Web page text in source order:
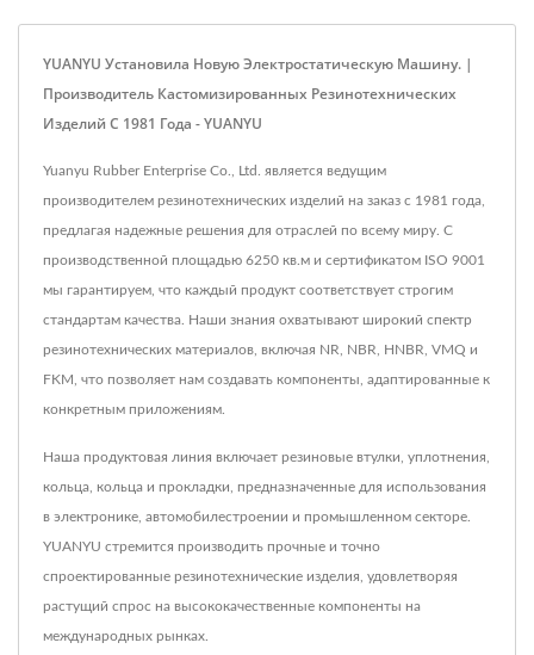
YUANYU Установила Новую Электростатическую Машину. |
Производитель Кастомизированных Резинотехнических
Изделий С 1981 Года - YUANYU
Yuanyu Rubber Enterprise Co., Ltd. является ведущим
производителем резинотехнических изделий на заказ с 1981 года,
предлагая надежные решения для отраслей по всему миру. С
производственной площадью 6250 кв.м и сертификатом ISO 9001
мы гарантируем, что каждый продукт соответствует строгим
стандартам качества. Наши знания охватывают широкий спектр
резинотехнических материалов, включая NR, NBR, HNBR, VMQ и
FKM, что позволяет нам создавать компоненты, адаптированные к
конкретным приложениям.
Наша продуктовая линия включает резиновые втулки, уплотнения,
кольца, кольца и прокладки, предназначенные для использования
в электронике, автомобилестроении и промышленном секторе.
YUANYU стремится производить прочные и точно
спроектированные резинотехнические изделия, удовлетворяя
растущий спрос на высококачественные компоненты на
международных рынках.